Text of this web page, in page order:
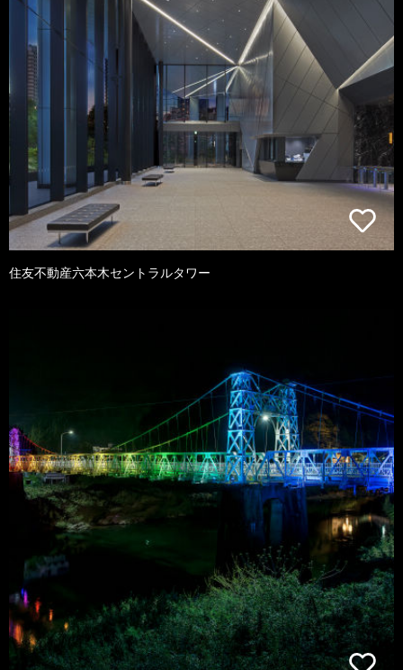
住友不動産六本木セントラルタワー